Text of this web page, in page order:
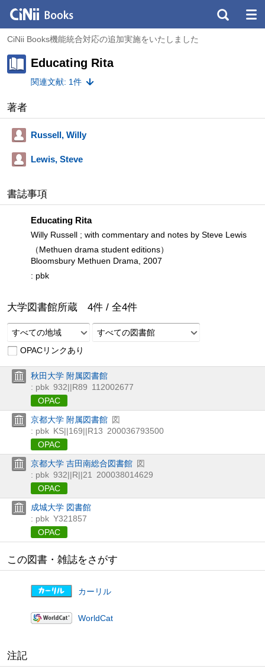
CiNii Books機能統合対応の追加実施をいたしました
Educating Rita
関連文献: 1件
著者
Russell, Willy
Lewis, Steve
書誌事項
Educating Rita
Willy Russell ; with commentary and notes by Steve Lewis
（Methuen drama student editions）
Bloomsbury Methuen Drama, 2007
: pbk
大学図書館所蔵 4件 / 全4件
すべての地域
すべての図書館
OPACリンクあり
秋田大学 附属図書館
: pbk 932||R89 112002677
OPAC
京都大学 附属図書館 図
: pbk KS||169||R13 200036793500
OPAC
京都大学 吉田南総合図書館 図
: pbk 932||R||21
200038014629
OPAC
成城大学 図書館
: pbk Y321857
OPAC
この図書・雑誌をさがす
カーリル
WorldCat
注記